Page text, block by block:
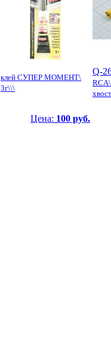
клей СУПЕР МОМЕНТ\
3г\\\
Цена: 100 руб.
Q-
хвост